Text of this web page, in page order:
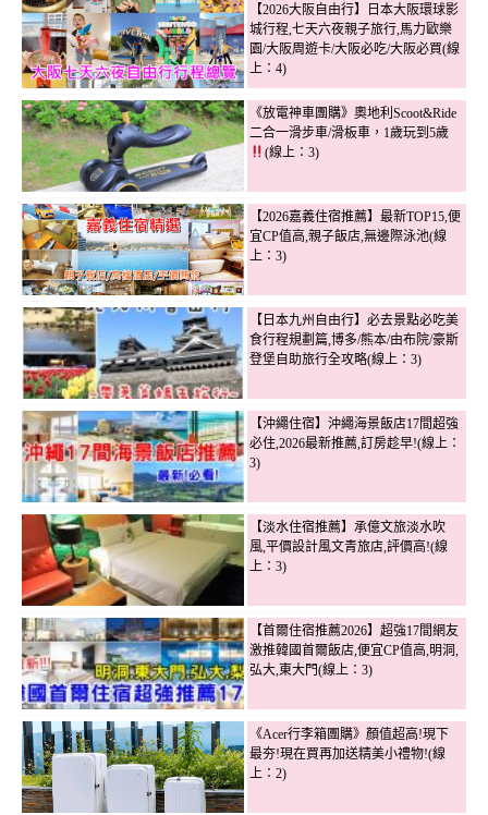
【2026大阪自由行】日本大阪環球影
城行程,七天六夜親子旅行,馬力歐樂
園/大阪周遊卡/大阪必吃/大阪必買(線
上：4)
《放電神車團購》奧地利Scoot&Ride
二合一滑步車/滑板車，1歲玩到5歲
(線上：3)
【2026嘉義住宿推薦】最新TOP15,便
宜CP值高,親子飯店,無邊際泳池(線
上：3)
【日本九州自由行】必去景點必吃美
食行程規劃篇,博多/熊本/由布院/豪斯
登堡自助旅行全攻略(線上：3)
【沖繩住宿】沖繩海景飯店17間超強
必住,2026最新推薦,訂房趁早!(線上：
3)
【淡水住宿推薦】承億文旅淡水吹
風,平價設計風文青旅店,評價高!(線
上：3)
【首爾住宿推薦2026】超強17間網友
激推韓國首爾飯店,便宜CP值高,明洞,
弘大,東大門(線上：3)
《Acer行李箱團購》顏值超高!現下
最夯!現在買再加送精美小禮物!(線
上：2)